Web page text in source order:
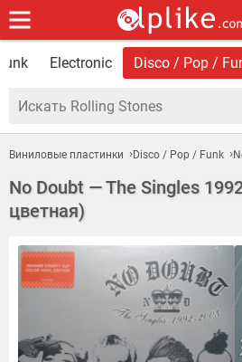
Electronic Disco / Pop /
Виниловые пластинки Disco / Pop / Funk
No Doubt — The Singles
цветная)